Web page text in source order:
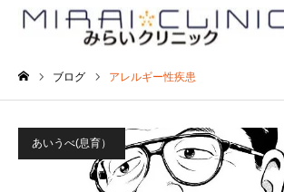
ブログ アレルギー性疾患
あいうべ(息育）